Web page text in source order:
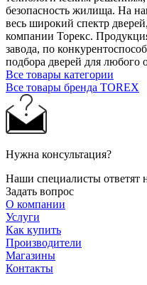
безопасность жилища. На
весь широкий спектр
компании Торекс.
завода, по
подбора дверей для любого
Все товары категории
Все товары бренда TOREX
Нужна консультация?
Наши специалисты
Задать вопрос
О компании
Услуги
Как купить
Производители
Магазины
Контакты